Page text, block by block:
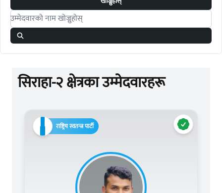
Search candidates
सिराहा-२ क्षेत्रका उम्मेदवारहरू
राष्ट्रिय स्वतन्त्र पार्टी